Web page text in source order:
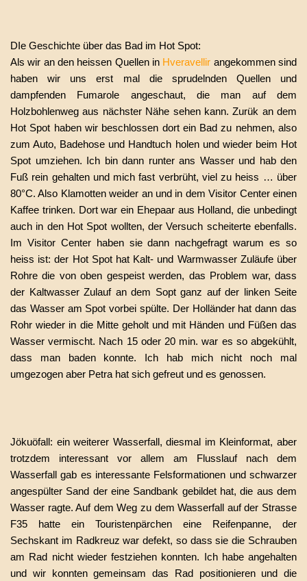
DIe Geschichte über das Bad im Hot Spot:
Als wir an den heissen Quellen in Hveravellir angekommen sind
haben wir uns erst mal die sprudelnden Quellen und
dampfenden Fumarole angeschaut, die man auf dem
Holzbohlenweg aus nächster Nähe sehen kann. Zurük an dem
Hot Spot haben wir beschlossen dort ein Bad zu nehmen, also
zum Auto, Badehose und Handtuch holen und wieder beim Hot
Spot umziehen. Ich bin dann runter ans Wasser und hab den
Fuß rein gehalten und mich fast verbrüht, viel zu heiss … über
80°C. Also Klamotten weider an und in dem Visitor Center einen
Kaffee trinken. Dort war ein Ehepaar aus Holland, die unbedingt
auch in den Hot Spot wollten, der Versuch scheiterte ebenfalls.
Im Visitor Center haben sie dann nachgefragt warum es so
heiss ist: der Hot Spot hat Kalt- und Warmwasser Zuläufe über
Rohre die von oben gespeist werden, das Problem war, dass
der Kaltwasser Zulauf an dem Sopt ganz auf der linken Seite
das Wasser am Spot vorbei spülte. Der Holländer hat dann das
Rohr wieder in die Mitte geholt und mit Händen und Füßen das
Wasser vermischt. Nach 15 oder 20 min. war es so abgekühlt,
dass man baden konnte. Ich hab mich nicht noch mal
umgezogen aber Petra hat sich gefreut und es genossen.
Jökuöfall: ein weiterer Wasserfall, diesmal im Kleinformat, aber
trotzdem interessant vor allem am Flusslauf nach dem
Wasserfall gab es interessante Felsformationen und schwarzer
angespülter Sand der eine Sandbank gebildet hat, die aus dem
Wasser ragte. Auf dem Weg zu dem Wasserfall auf der Strasse
F35 hatte ein Touristenpärchen eine Reifenpanne, der
Sechskant im Radkreuz war defekt, so dass sie die Schrauben
am Rad nicht wieder festziehen konnten. Ich habe angehalten
und wir konnten gemeinsam das Rad positionieren und die